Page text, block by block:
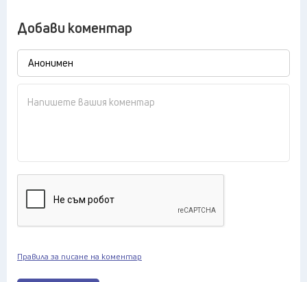
Добави коментар
Правила за писане на коментар